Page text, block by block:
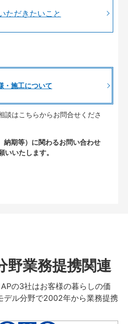
ただきたいこと
・施工について
談はこちらからお問合せくださ
期等）に関わるお問い合わせ
いいたします。
野業務提携関連
の3社はお客様の暮らしの価
デル分野で2002年から業務提携